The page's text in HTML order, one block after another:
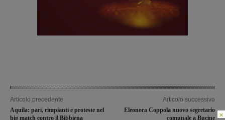
Articolo precedente
Aquila: pari, rimpianti e proteste nel
big match contro il Bibbiena
Articolo successivo
Eleonora Coppola nuovo segretario
comunale a Bucine
×